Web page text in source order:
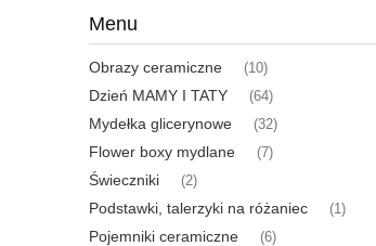
Menu
Obrazy ceramiczne (10)
Dzień MAMY I TATY (64)
Mydełka glicerynowe (32)
Flower boxy mydlane (7)
Świeczniki (2)
Podstawki, talerzyki na różaniec (1)
Pojemniki ceramiczne (6)